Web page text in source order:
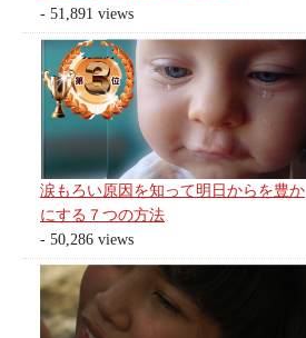
- 51,891 views
涙もろい原因を知って明日からを豊か
にする７つの方法
- 50,286 views